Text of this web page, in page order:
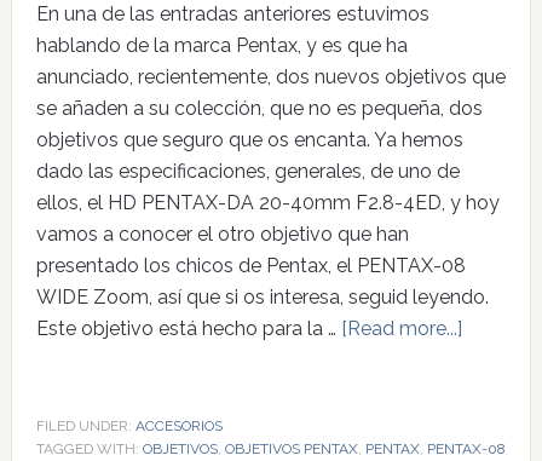
En una de las entradas anteriores estuvimos
hablando de la marca Pentax, y es que ha
anunciado, recientemente, dos nuevos objetivos que
se añaden a su colección, que no es pequeña, dos
objetivos que seguro que os encanta. Ya hemos
dado las especificaciones, generales, de uno de
ellos, el HD PENTAX-DA 20-40mm F2.8-4ED, y hoy
vamos a conocer el otro objetivo que han
presentado los chicos de Pentax, el PENTAX-08
WIDE Zoom, así que si os interesa, seguid leyendo.
Este objetivo está hecho para la … [Read more...]
FILED UNDER: ACCESORIOS
TAGGED WITH: OBJETIVOS, OBJETIVOS PENTAX, PENTAX, PENTAX-08